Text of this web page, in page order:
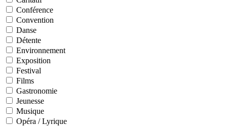
Conférence
Convention
Danse
Détente
Environnement
Exposition
Festival
Films
Gastronomie
Jeunesse
Musique
Opéra / Lyrique